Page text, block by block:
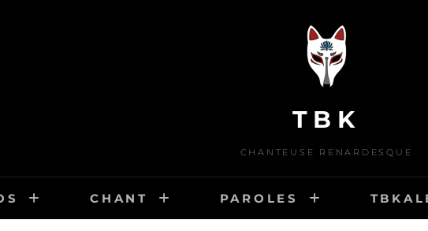
TBK
CHANTEUSE RENARDESQUE
CHANT PAROLES